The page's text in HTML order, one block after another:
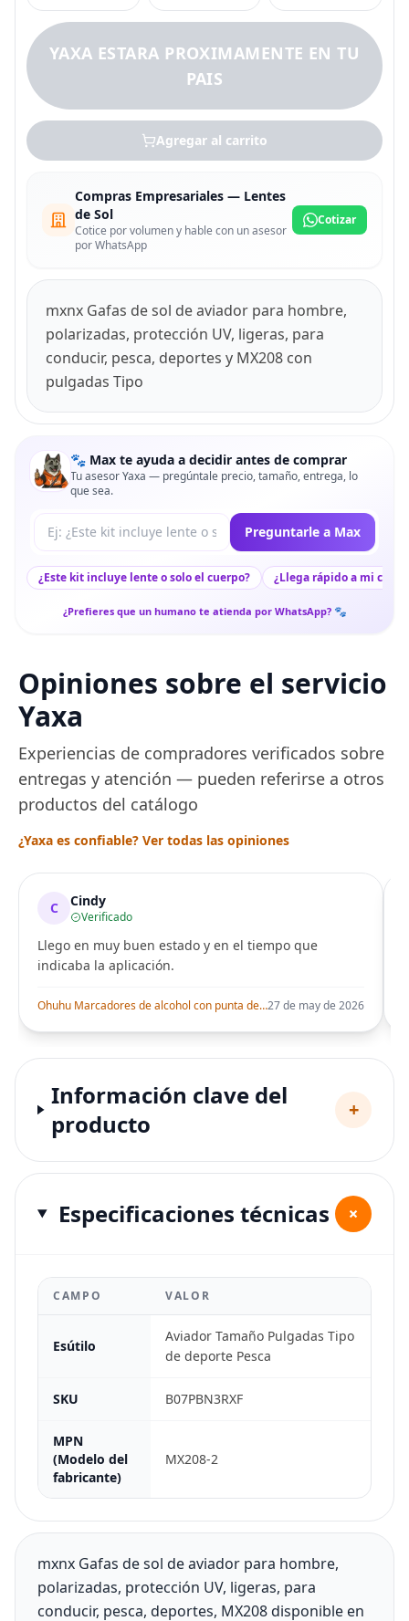
YAXA ESTARA PROXIMAMENTE EN TU
PAIS
Agregar al carrito
Compras Empresariales — Lentes
de Sol
Cotice por volumen y hable con un asesor
por WhatsApp
Cotizar
mxnx Gafas de sol de aviador para hombre,
polarizadas, protección UV, ligeras, para
conducir, pesca, deportes y MX208 con
pulgadas Tipo
🐾 Max te ayuda a decidir antes de comprar
Tu asesor Yaxa — pregúntale precio, tamaño, entrega, lo
que sea.
Tu pregunta a Max Preguntarle a Max
¿Este kit incluye lente o solo el cuerpo? ¿Llega rápido a mi
¿Prefieres que un humano te atienda por WhatsApp? 🐾
Opiniones sobre el servicio
Yaxa
Experiencias de compradores verificados sobre
entregas y atención — pueden referirse a otros
productos del catálogo
¿Yaxa es confiable? Ver todas las opiniones
C Cindy
Verificado
Llego en muy buen estado y en el tiempo que
indicaba la aplicación.
Ohuhu Marcadores de alcohol con punta de pincel – Juego de marcadores artísticos de doble punta con certificación AP para artistas adultos27 de may de 2026
Información clave del
producto
+
Especificaciones técnicas +
CAMPO VALOR
Esútilo
Aviador Tamaño Pulgadas Tipo
de deporte Pesca
SKU B07PBN3RXF
MPN
(Modelo del
fabricante)
MX208-2
mxnx Gafas de sol de aviador para hombre,
polarizadas, protección UV, ligeras, para
conducir, pesca, deportes, MX208 disponible en